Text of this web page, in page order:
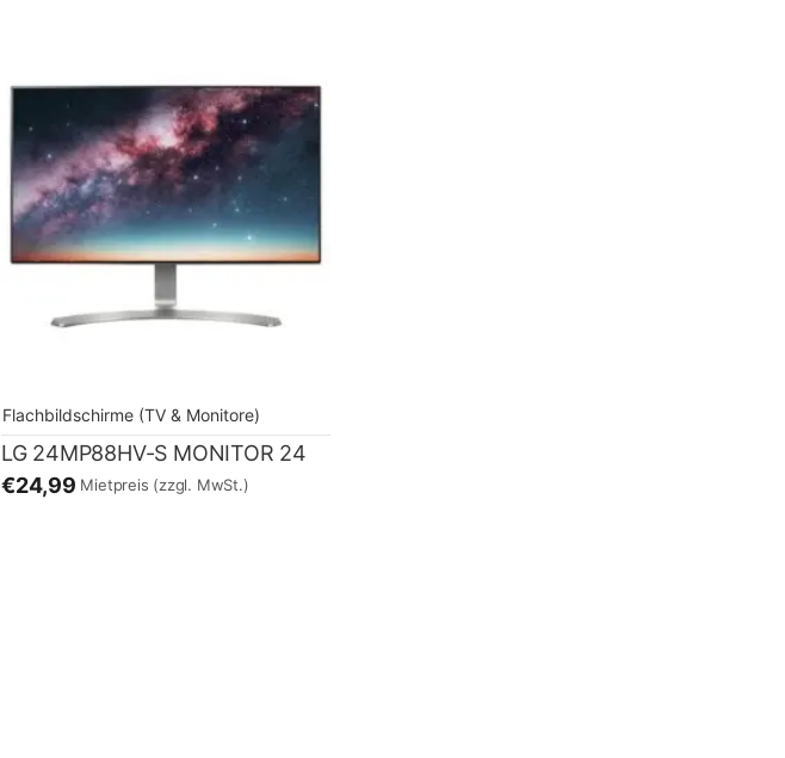
Flachbildschirme (TV & Monitore)
LG 24MP88HV-S MONITOR 24
€24,99 Mietpreis (zzgl. MwSt.)